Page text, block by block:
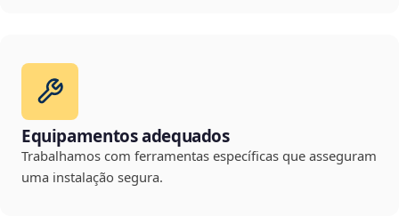
Equipamentos adequados
Trabalhamos com ferramentas específicas que asseguram
uma instalação segura.